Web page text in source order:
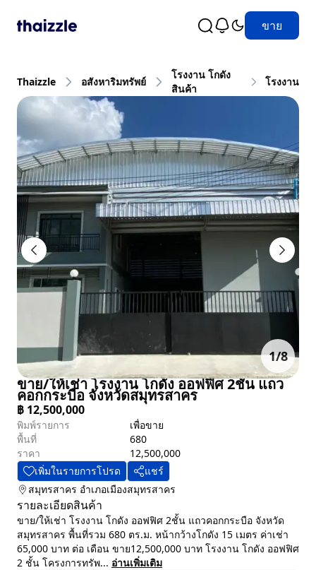
ขาย
Thaizzle อสังหาริมทรัพย์
โรงงาน โกดัง
สินค้า
โรงงาน
1/8
ขาย/ให้เช่า โรงงาน โกดัง ออฟฟิศ 2ชั้น แถว
คอกกระบือ จังหวัดสมุทรสาคร
฿ 12,500,000
พิมพ์รายการ
เพื่อขาย
พื้นที่
680
ราคา
12,500,000
เพิ่มในรายการโปรด
แชร์
สมุทรสาคร อำเภอเมืองสมุทรสาคร
รายละเอียดสินค้า
ขาย/ให้เช่า โรงงาน โกดัง ออฟฟิศ 2ชั้น แถวคอกกระบือ จังหวัด
สมุทรสาคร พื้นที่รวม 680 ตร.ม. หน้ากว้างโกดัง 15 เมตร ค่าเช่า
65,000 บาท ต่อ เดือน ขาย12,500,000 บาท โรงงาน โกดัง ออฟฟิศ
2 ชั้น โครงการทรัพ... อ่านเพิ่มเติม